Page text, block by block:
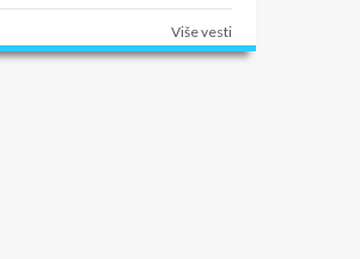
Više vesti